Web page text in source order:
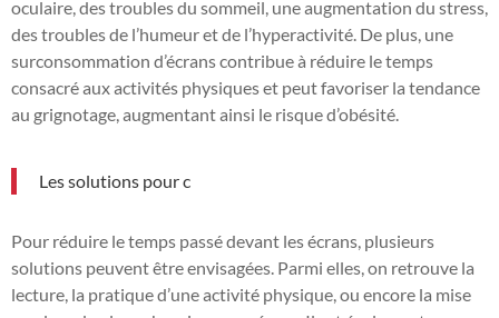
oculaire, des troubles du sommeil, une augmentation du stress,
des troubles de l’humeur et de l’hyperactivité. De plus, une
surconsommation d’écrans contribue à réduire le temps
consacré aux activités physiques et peut favoriser la tendance
au grignotage, augmentant ainsi le risque d’obésité.
Les solutions pour c
Pour réduire le temps passé devant les écrans, plusieurs
solutions peuvent être envisagées. Parmi elles, on retrouve la
lecture, la pratique d’une activité physique, ou encore la mise